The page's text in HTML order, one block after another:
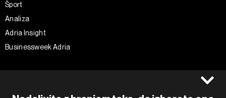
Šport
Analiza
Adria Insight
Businessweek Adria